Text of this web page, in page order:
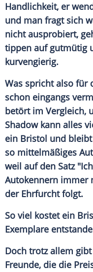
Handlichkeit, er
und man fragt sich
nicht ausprobiert,
tippen auf gutmütig
kurvengierig.
Was spricht also für
schon eingangs
betört im Vergleich,
Shadowkann alles
ein Bristol und
so mittelmäßiges
weil auf den Satz
Autokennern immer
der Ehrfurcht folgt.
So viel kostet ein
Exemplare
Doch trotz allem
Freunde, die die